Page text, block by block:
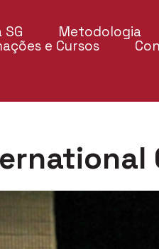
Metodologia
e Cursos